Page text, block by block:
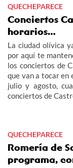
QUECHEPARECE
Conciertos
horarios…
La ciudad olívica
por aquí te
los conciertos de
que van a tocar en
julio y agosto,
conciertos de
QUECHEPARECE
Romería de
programa,